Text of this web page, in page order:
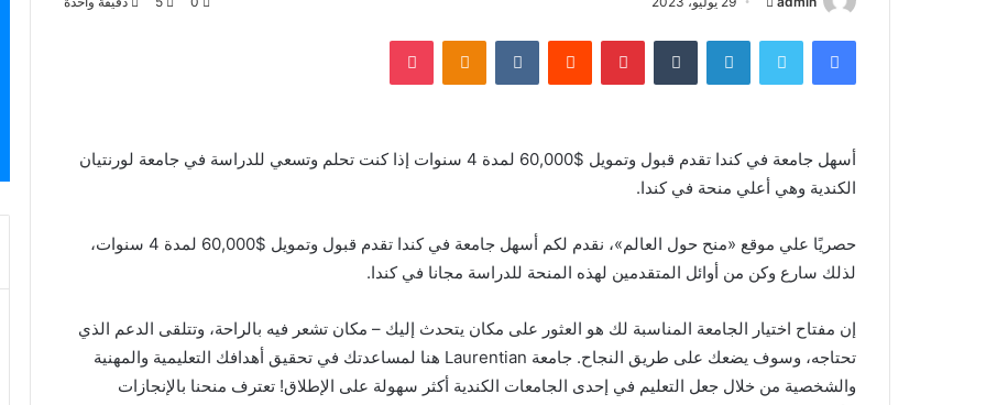
إلكترونيا
فيسبوك تويتر لينكدإن بينتيريست Odnoklassniki
بوكيت
أسهل جامعة في كندا تقدم قبول وتمويل $60,000 لمدة 4 سنوات إذا كنت تحلم وتسعي للدراسة في جامعة لورنتيان
الكندية وهي أعلي منحة في كندا.
حصريًا علي موقع «منح حول العالم»، نقدم لكم أسهل جامعة في كندا تقدم قبول وتمويل $60,000 لمدة 4 سنوات،
لذلك سارع وكن من أوائل المتقدمين لهذه المنحة للدراسة مجانا في كندا.
إن مفتاح اختيار الجامعة المناسبة لك هو العثور على مكان يتحدث إليك – مكان تشعر فيه بالراحة، وتتلقى الدعم الذي
تحتاجه، وسوف يضعك على طريق النجاح. جامعة Laurentian هنا لمساعدتك في تحقيق أهدافك التعليمية والمهنية
والشخصية من خلال جعل التعليم في إحدى الجامعات الكندية أكثر سهولة على الإطلاق! تعترف منحنا بالإنجازات